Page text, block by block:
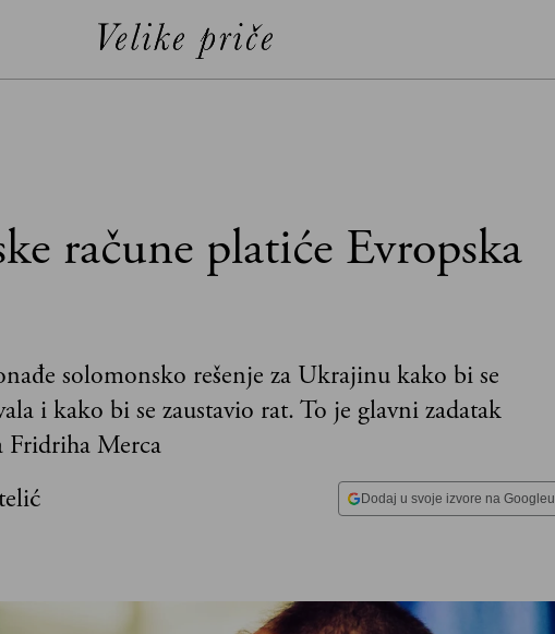
račune platiće Evropska
solomonsko rešenje za Ukrajinu kako bi se
i kako bi se zaustavio rat. To je glavni zadatak
Fridriha Merca
Dodaj u svoje izvore na Googleu